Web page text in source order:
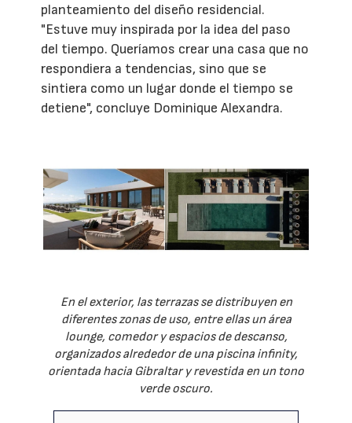
planteamiento del diseño residencial.
"Estuve muy inspirada por la idea del paso
del tiempo. Queríamos crear una casa que no
respondiera a tendencias, sino que se
sintiera como un lugar donde el tiempo se
detiene", concluye Dominique Alexandra.
En el exterior, las terrazas se distribuyen en
diferentes zonas de uso, entre ellas un área
lounge, comedor y espacios de descanso,
organizados alrededor de una piscina infinity,
orientada hacia Gibraltar y revestida en un tono
verde oscuro.